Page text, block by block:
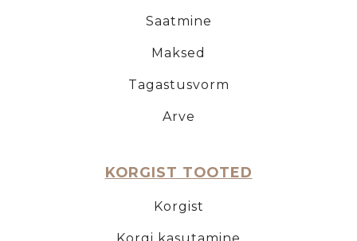
Saatmine
Maksed
Tagastusvorm
Arve
KORGIST TOOTED
Korgist